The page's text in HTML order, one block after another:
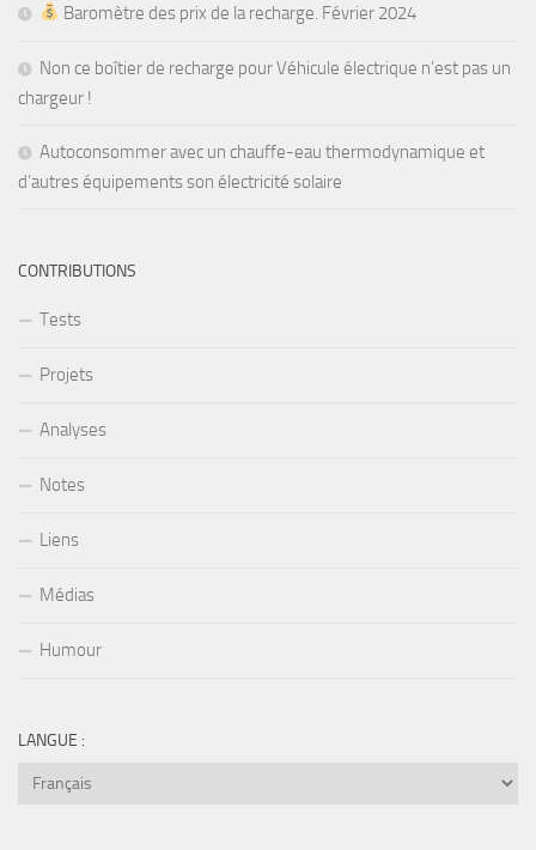
Baromètre des prix de la recharge. Février 2024
Non ce boîtier de recharge pour Véhicule électrique n’est pas un
chargeur !
Autoconsommer avec un chauffe-eau thermodynamique et
d’autres équipements son électricité solaire
CONTRIBUTIONS
Tests
Projets
Analyses
Notes
Liens
Médias
Humour
LANGUE :